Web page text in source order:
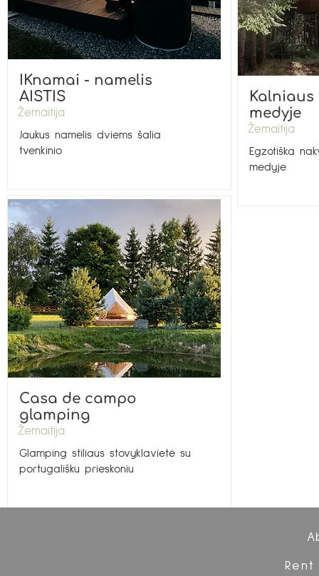
IKnamai - namelis
AISTIS
Žemaitija
Jaukus namelis dviems šalia
tvenkinio
Casa de campo
glamping
Žemaitija
Glamping stiliaus stovyklavietė su
portugališku prieskoniu
medyje
Žemaitija
Egzotiška
medyje
Rent